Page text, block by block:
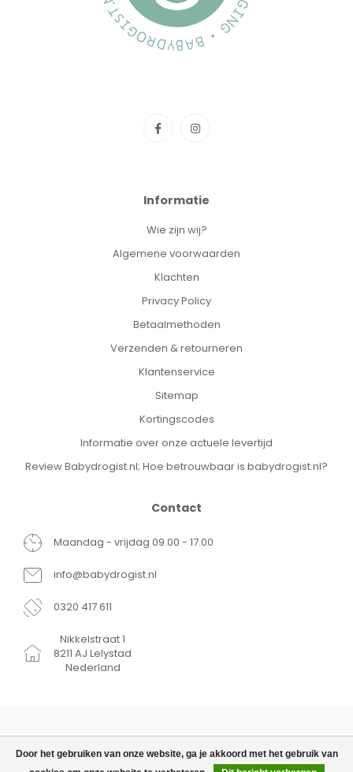
Door het gebruiken van onze website, ga je akkoord met het gebruik van
Informatie
Wie zijn wij?
Algemene voorwaarden
Klachten
Privacy Policy
Betaalmethoden
Verzenden & retourneren
Klantenservice
Sitemap
Kortingscodes
Informatie over onze actuele levertijd
Review Babydrogist.nl; Hoe betrouwbaar is babydrogist.nl?
Contact
Maandag - vrijdag 09.00 - 17.00
info@babydrogist.nl
0320 417 611
Nikkelstraat 1
8211 AJ Lelystad
Nederland